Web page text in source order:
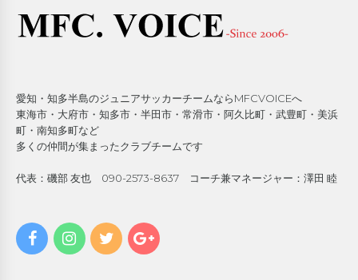
愛知・知多半島のジュニアサッカーチームならMFCVOICEへ
東海市・大府市・知多市・半田市・常滑市・阿久比町・武豊町・美浜
町・南知多町など
多くの仲間が集まったクラブチームです
代表：磯部 友也 090-2573-8637 コーチ兼マネージャー：澤田 睦